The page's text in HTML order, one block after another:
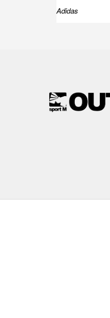
Adidas
Се согласувам
пошта.
Вашата